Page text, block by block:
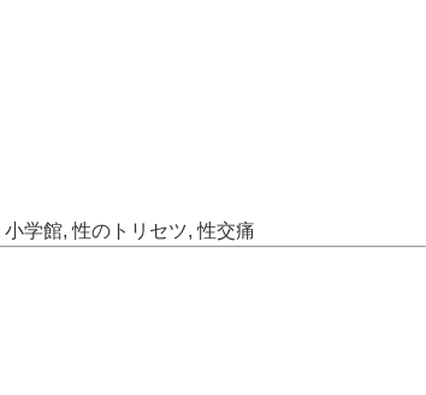
小学館,性のトリセツ,性交痛